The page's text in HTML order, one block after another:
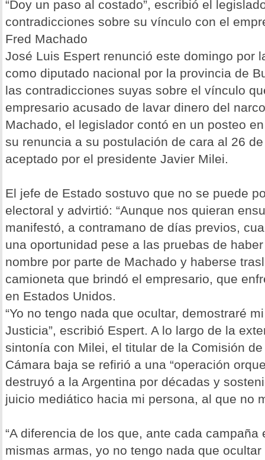
“Doy un paso al costado”, escribió el
contradicciones sobre su vínculo con el
Fred Machado
José Luis Espert renunció este domingo por
como diputado nacional por la provincia de
las contradicciones suyas sobre el vínculo
empresario acusado de lavar dinero del
Machado, el legislador contó en un posteo
su renuncia a su postulación de cara al 26
aceptado por el presidente Javier Milei.
El jefe de Estado sostuvo que no se puede
electoral y advirtió: “Aunque nos quieran
manifestó, a contramano de días previos,
una oportunidad pese a las pruebas de
nombre por parte de Machado y haberse
camioneta que brindó el empresario, que
en Estados Unidos.
“Yo no tengo nada que ocultar, demostraré
Justicia”, escribió Espert. A lo largo de la
sintonía con Milei, el titular de la Comisión
Cámara baja se refirió a una “operación
destruyó a la Argentina por décadas y
juicio mediático hacia mi persona, al que no
“A diferencia de los que, ante cada
mismas armas, yo no tengo nada que